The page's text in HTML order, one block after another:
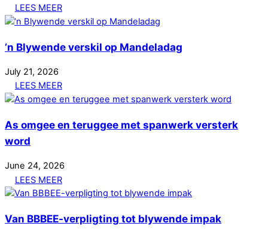
LEES MEER
’n Blywende verskil op Mandeladag
July 21, 2026
LEES MEER
As omgee en teruggee met spanwerk versterk
word
June 24, 2026
LEES MEER
Van BBBEE-verpligting tot blywende impak